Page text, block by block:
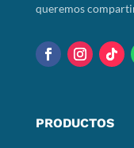
queremos
PRODUCTOS